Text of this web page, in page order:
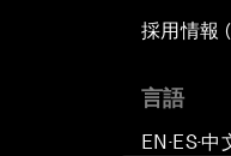
採用情報
言語
EN ▪ ES▪中